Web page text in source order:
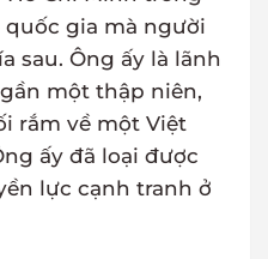
gia mà người
sau. Ông ấy là lãnh
một thập niên,
rắm về một Việt
ấy đã loại được
lực cạnh tranh ở